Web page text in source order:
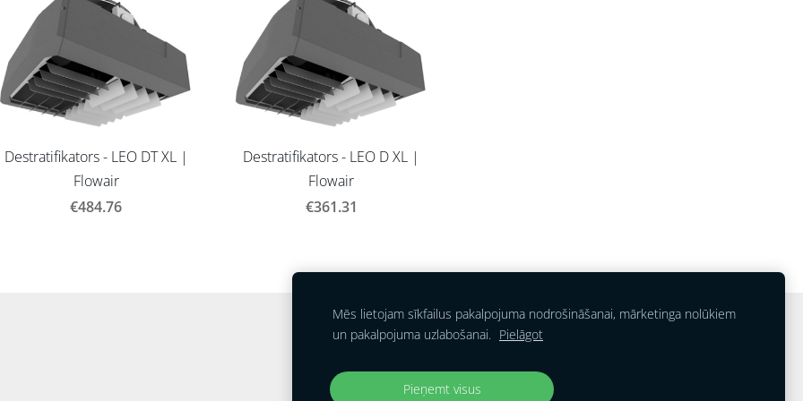
Destratifikators - LEO DT XL |
Flowair
€484.76
Destratifikators - LEO D XL |
Flowair
€361.31
Mēs lietojam sīkfailus pakalpojuma nodrošināšanai, mārketinga nolūkiem
un pakalpojuma uzlabošanai. Pielāgot
Pieņemt visus